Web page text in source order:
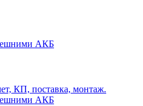
АКБ
КП, поставка, монтаж.
АКБ